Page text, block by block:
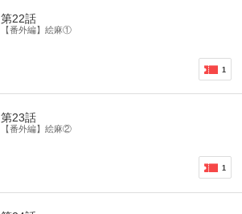
第22話
【番外編】絵麻①
1
第23話
【番外編】絵麻②
1